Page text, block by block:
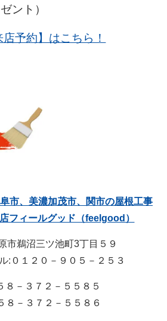
ント）
店予約】はこちら！
市、美濃加茂市、関市の屋根工事
フィールグッド（feelgood）
市鵜沼三ツ池町3丁目５９
:０１２０－９０５－２５３
８－３７２－５５８５
８－３７２－５５８６